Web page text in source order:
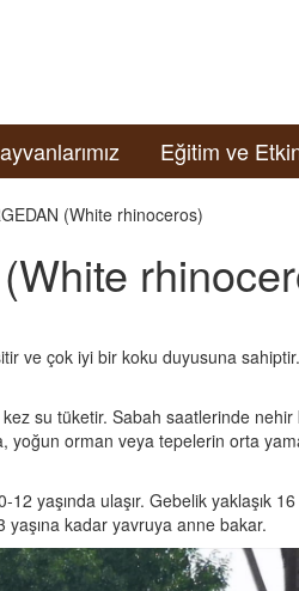
Eğitim ve
(White rhinoceros)
ve çok iyi bir koku duyusuna
su tüketir. Sabah saatlerinde nehir
yoğun orman veya tepelerin orta
yaşında ulaşır. Gebelik yaklaşık
kadar yavruya anne bakar.